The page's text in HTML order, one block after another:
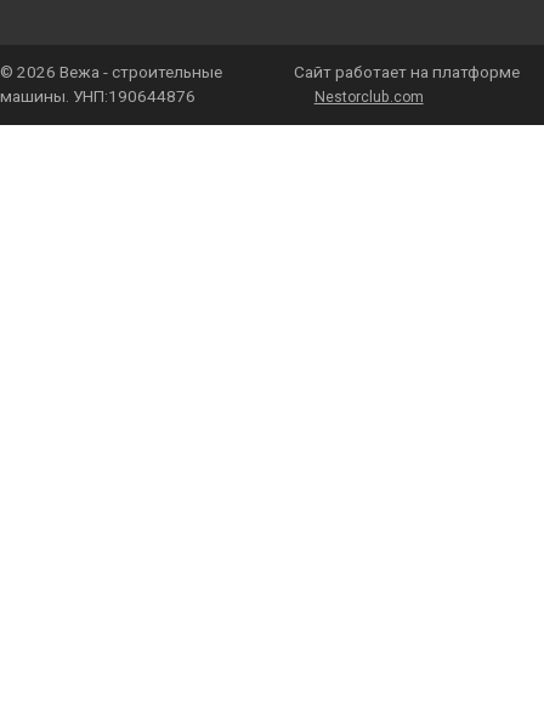
© 2026 Вежа - строительные
машины. УНП:190644876
Сайт работает на платформе
Nestorclub.com